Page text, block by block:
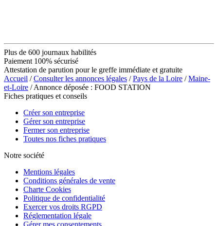
Plus de 600 journaux habilités
Paiement 100% sécurisé
Attestation de parution pour le greffe immédiate et gratuite
Accueil /Consulter les annonces légales /Pays de la Loire /Maine-
et-Loire / Annonce déposée : FOOD STATION
Fiches pratiques et conseils
Créer son entreprise
Gérer son entreprise
Fermer son entreprise
Toutes nos fiches pratiques
Notre société
Mentions légales
Conditions générales de vente
Charte Cookies
Politique de confidentialité
Exercer vos droits RGPD
Réglementation légale
Gérer mes consentements